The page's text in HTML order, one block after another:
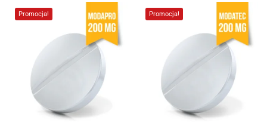
Promocja! Promocja!